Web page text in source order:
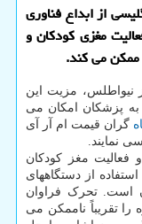
از ابداع فناوری
مغزی كودكان و
ممكن می كند.
مزیت این
به پزشکان امکان می
گران قیمت ام آر آی
نمایند.
فعالیت مغز کودکان
از دستگاههای
است. تحرک فراوان
را تقریباً ناممکن می